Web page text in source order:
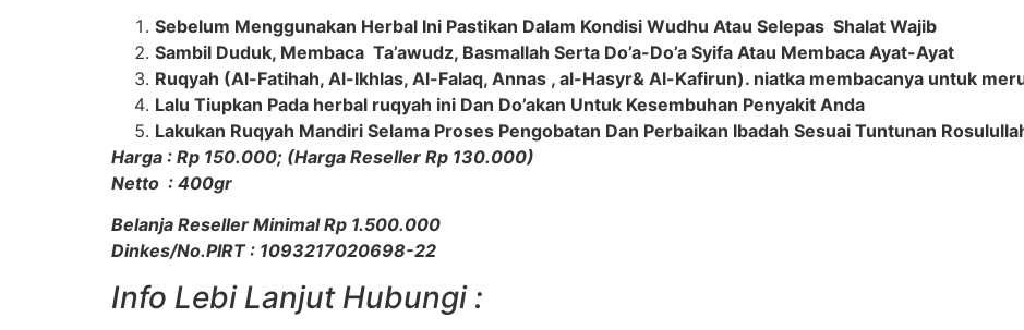
Sebelum Menggunakan Herbal Ini Pastikan Dalam Kondisi Wudhu Atau Selepas Shalat Wajib
Sambil Duduk, Membaca Ta’awudz, Basmallah Serta Do’a-Do’a Syifa Atau Membaca Ayat-Ayat
Ruqyah (Al-Fatihah, Al-Ikhlas, Al-Falaq, Annas , al-Hasyr& Al-Kafirun). niatka membacanya untuk
Lalu Tiupkan Pada herbal ruqyah ini Dan Do’akan Untuk Kesembuhan Penyakit Anda
Lakukan Ruqyah Mandiri Selama Proses Pengobatan Dan Perbaikan Ibadah Sesuai Tuntunan
Harga : Rp 150.000; (Harga Reseller Rp 130.000)
Netto : 400gr
Belanja Reseller Minimal Rp 1.500.000
Dinkes/No.PIRT : 1093217020698-22
Info Lebi Lanjut Hubungi :